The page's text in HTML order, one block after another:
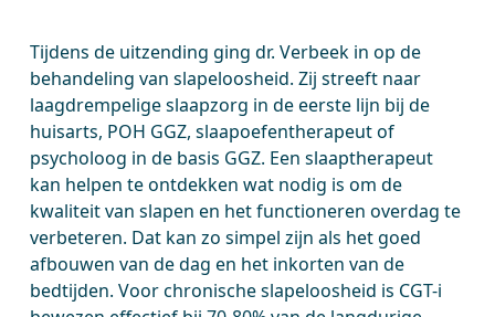
Tijdens de uitzending ging dr. Verbeek in op de
behandeling van slapeloosheid. Zij streeft naar
laagdrempelige slaapzorg in de eerste lijn bij de
huisarts, POH GGZ, slaapoefentherapeut of
psycholoog in de basis GGZ. Een slaaptherapeut
kan helpen te ontdekken wat nodig is om de
kwaliteit van slapen en het functioneren overdag te
verbeteren. Dat kan zo simpel zijn als het goed
afbouwen van de dag en het inkorten van de
bedtijden.Voor chronische slapeloosheid is CGT-i